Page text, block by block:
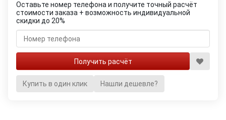
Оставьте номер телефона и получите точный расчёт
стоимости заказа + возможность индивидуальной
скидки до 20%
Купить в один клик Нашли дешевле?